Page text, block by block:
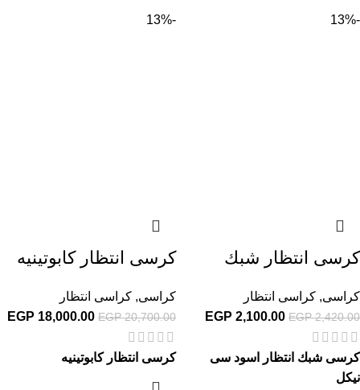
-13%
كرسى انتظار شبك
كراسى, كراسى انتظار
EGP2,420.00
EGP 2,100.00
كرسى شبك انتظار اسود سى
نيكل
-13%
كرسى انتظار كابوتينيه
كراسى, كراسى انتظار
EGP20,700.00
EGP 18,000.00
كرسى انتظار كابوتينيه